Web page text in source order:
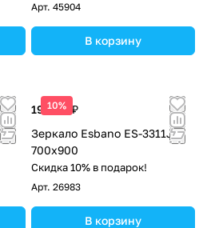
Арт. 45904
В корзину
10%
19 040 ₽
Зеркало Esbano ES-3311JD
700х900
Скидка 10% в подарок!
Арт. 26983
В корзину